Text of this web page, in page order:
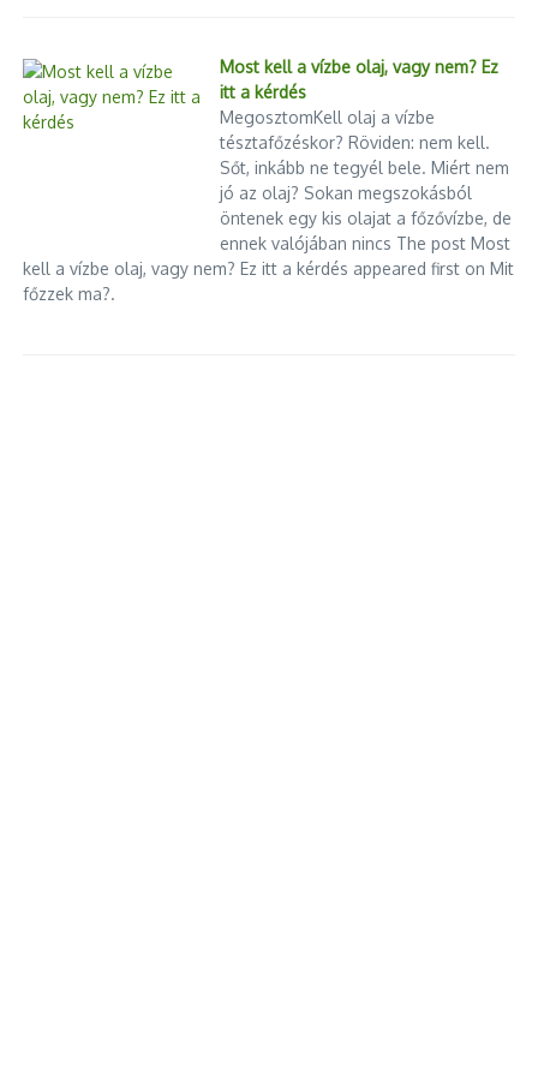
Most kell a vízbe olaj, vagy nem? Ez
itt a kérdés
MegosztomKell olaj a vízbe
tésztafőzéskor? Röviden: nem kell.
Sőt, inkább ne tegyél bele. Miért nem
jó az olaj? Sokan megszokásból
öntenek egy kis olajat a főzővízbe, de
ennek valójában nincs The post Most
kell a vízbe olaj, vagy nem? Ez itt a kérdés appeared first on Mit
főzzek ma?.